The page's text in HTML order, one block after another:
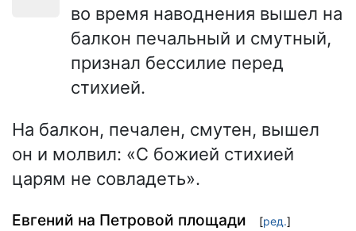
во время наводнения вышел на
балкон печальный и смутный,
признал бессилие перед
стихией.
На балкон, печален, смутен, вышел
он и молвил: «С божией стихией
царям не совладеть».
Евгений на Петровой площади [ред.]